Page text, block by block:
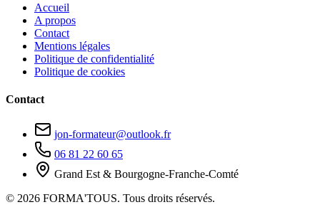
Accueil
A propos
Contact
Mentions légales
Politique de confidentialité
Politique de cookies
Contact
jon-formateur@outlook.fr
06 81 22 60 65
Grand Est & Bourgogne-Franche-Comté
© 2026 FORMA'TOUS. Tous droits réservés.